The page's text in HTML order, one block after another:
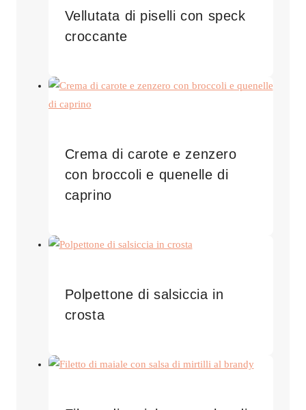
Vellutata di piselli con speck
croccante
Crema di carote e zenzero
con broccoli e quenelle di
caprino
Polpettone di salsiccia in
crosta